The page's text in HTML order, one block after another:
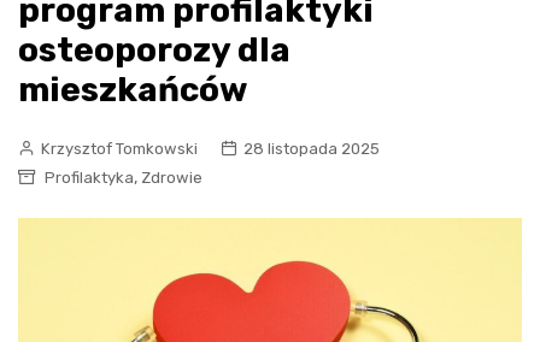
program profilaktyki
osteoporozy dla
mieszkańców
Krzysztof Tomkowski
28 listopada 2025
Profilaktyka, Zdrowie